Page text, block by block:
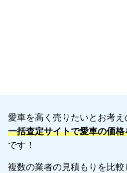
愛車を高く売りたいとお考え
一括査定サイトで愛車の価
です！
複数の業者の見積もりを比較